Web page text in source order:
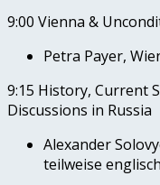
9:00 Vienna &
Petra Payer,
9:15 History, Current
Discussions in Russia
Alexander
teilweise